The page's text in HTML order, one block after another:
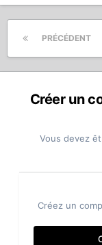
PRÉCÉDENT
Créer un
Vous devez
Créez un